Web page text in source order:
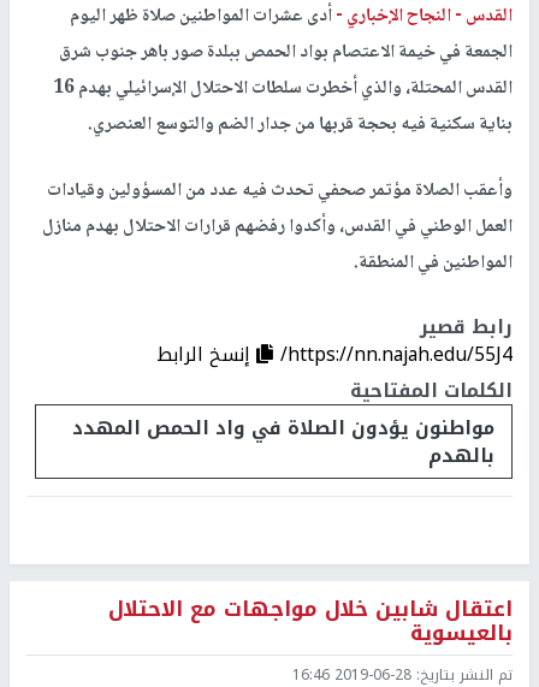
القدس -النجاح الإخباري -أدى عشرات المواطنين صلاة ظهر اليوم
الجمعة في خيمة الاعتصام بواد الحمص ببلدة صور باهر جنوب شرق
القدس المحتلة، والذي أخطرت سلطات الاحتلال الإسرائيلي بهدم 16
بناية سكنية فيه بحجة قربها من جدار الضم والتوسع العنصري.
وأعقب الصلاة مؤتمر صحفي تحدث فيه عدد من المسؤولين وقيادات
العمل الوطني في القدس، وأكدوا رفضهم قرارات الاحتلال بهدم منازل
المواطنين في المنطقة.
رابط قصير
https://nn.najah.edu/55J4/
إنسخ الرابط
الكلمات المفتاحية
مواطنون يؤدون الصلاة في واد الحمص المهدد
بالهدم
اعتقال شابين خلال مواجهات مع الاحتلال
بالعيسوية
تم النشر بتاريخ: 2019-06-28 16:46